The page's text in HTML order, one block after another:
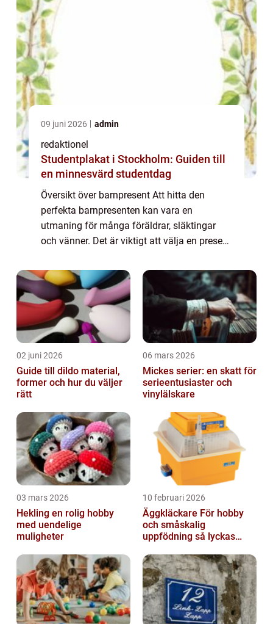
09 juni 2026 admin
redaktionel
Studentplakat i Stockholm: Guiden till
en minnesvärd studentdag
Översikt över barnpresent Att hitta den
perfekta barnpresenten kan vara en
utmaning för många föräldrar, släktingar
och vänner. Det är viktigt att välja en present
utvecklingsnivå. I denna artikel kommer vi
utf...
02 juni 2026
Guide till dildo material,
former och hur du väljer
rätt
06 mars 2026
Mickes serier: en skatt för
serieentusiaster och
vinylälskare
03 mars 2026
Hekling en rolig hobby
med uendelige
muligheter
10 februari 2026
Äggkläckare För hobby
och småskalig
uppfödning så lyckas